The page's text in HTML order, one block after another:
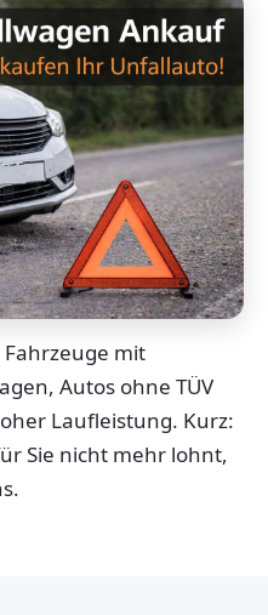
mit
Autos ohne TÜV
Laufleistung. Kurz:
Sie nicht mehr lohnt,